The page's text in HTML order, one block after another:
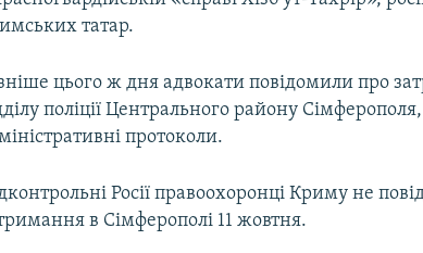
татар.
цього ж дня адвокати повідомили про
поліції Центрального району
протоколи.
Росії правоохоронці Криму не
в Сімферополі 11 жовтня.